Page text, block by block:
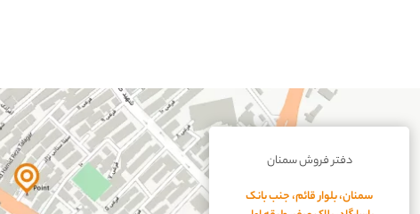
دفتر فروش سمنان
سمنان، بلوار قائم، جنب بانک